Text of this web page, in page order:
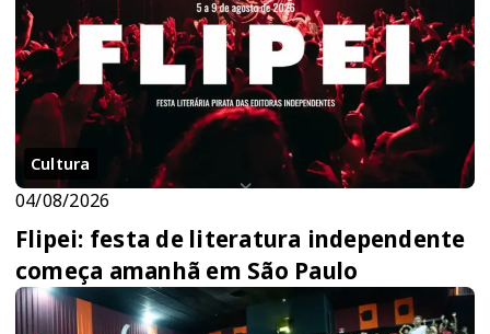
Cultura
04/08/2026
Flipei: festa de literatura independente
começa amanhã em São Paulo